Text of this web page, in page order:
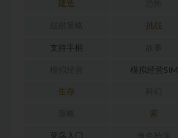
建造
挑战
支持手柄
模拟经营SIM
生存
索
菜鸟入门